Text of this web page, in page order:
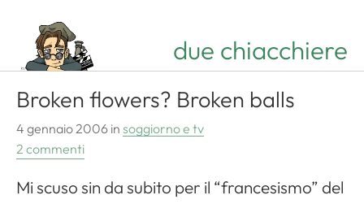
due chiacchiere
Broken flowers? Broken balls
4 gennaio 2006 in soggiorno e tv
2 commenti
Mi scuso sin da subito per il “francesismo” del